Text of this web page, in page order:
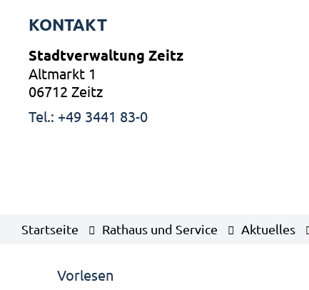
KONTAKT
Stadtverwaltung Zeitz
Altmarkt 1
06712 Zeitz
Tel.: +49 3441 83-0
Startseite Rathaus und Service Aktuelles
Vorlesen